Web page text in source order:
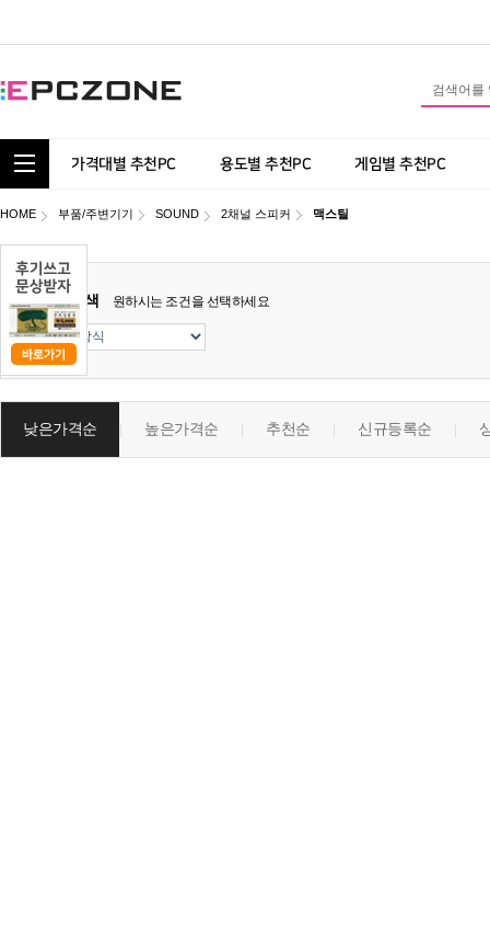
통합 카테고리 보기
가격대별 추천PC 용도별 추천PC 게임별 추천PC
HOME 부품/주변기기 SOUND 2채널 스피커 맥스틸
상세검색 원하시는 조건을 선택하세요
낮은가격순 높은가격순 추천순 신규등록순